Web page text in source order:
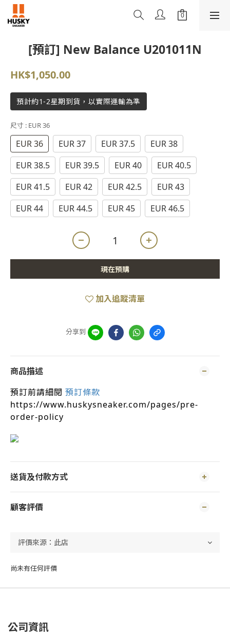
[預訂] New Balance U201011N
HK$1,050.00
預計約1-2星期到貨，以實際運輸為準
尺寸 : EUR 36
EUR 36 EUR 37 EUR 37.5
EUR 38
EUR 38.5
EUR 39.5 EUR 40
EUR 40.5
EUR 41.5
EUR 42 EUR 42.5
EUR 43
EUR 44
EUR 44.5 EUR 45 EUR 46.5
現在預購
加入追蹤清單
分享到
商品描述
預訂前請細閱 預訂條款
https://www.huskysneaker.com/pages/pre-
order-policy
送貨及付款方式
顧客評價
尚未有任何評價
公司資訊